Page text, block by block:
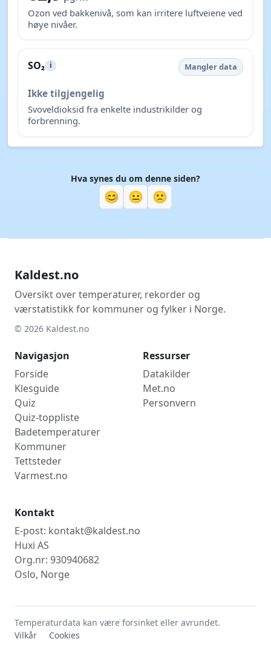
Ozon ved bakkenivå, som kan irritere luftveiene ved
høye nivåer.
SO₂ i Mangler data
Ikke tilgjengelig
Svoveldioksid fra enkelte industrikilder og
forbrenning.
Hva synes du om denne siden?
😊 😐 🙁
Kaldest.no
Oversikt over temperaturer, rekorder og
værstatistikk for kommuner og fylker i Norge.
© 2026 Kaldest.no
Navigasjon
Forside
Klesguide
Quiz
Quiz-toppliste
Badetemperaturer
Kommuner
Tettsteder
Varmest.no
Ressurser
Datakilder
Met.no
Personvern
Kontakt
E-post: kontakt@kaldest.no
Huxi AS
Org.nr: 930940682
Oslo, Norge
Temperaturdata kan være forsinket eller avrundet.
Vilkår
Cookies